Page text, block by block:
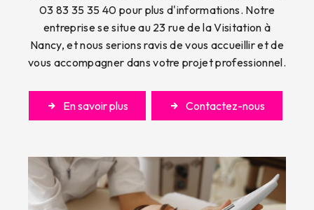
03 83 35 35 40 pour plus d'informations. Notre
entreprise se situe au 23 rue de la Visitation à
Nancy, et nous serions ravis de vous accueillir et de
vous accompagner dans votre projet professionnel.
En savoir plus Contactez-nous